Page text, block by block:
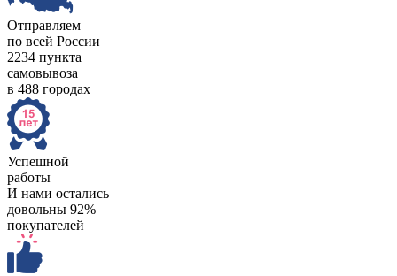
Отправляем
по всей России
2234 пункта
самовывоза
в 488 городах
Успешной
работы
И нами остались
довольны 92%
покупателей